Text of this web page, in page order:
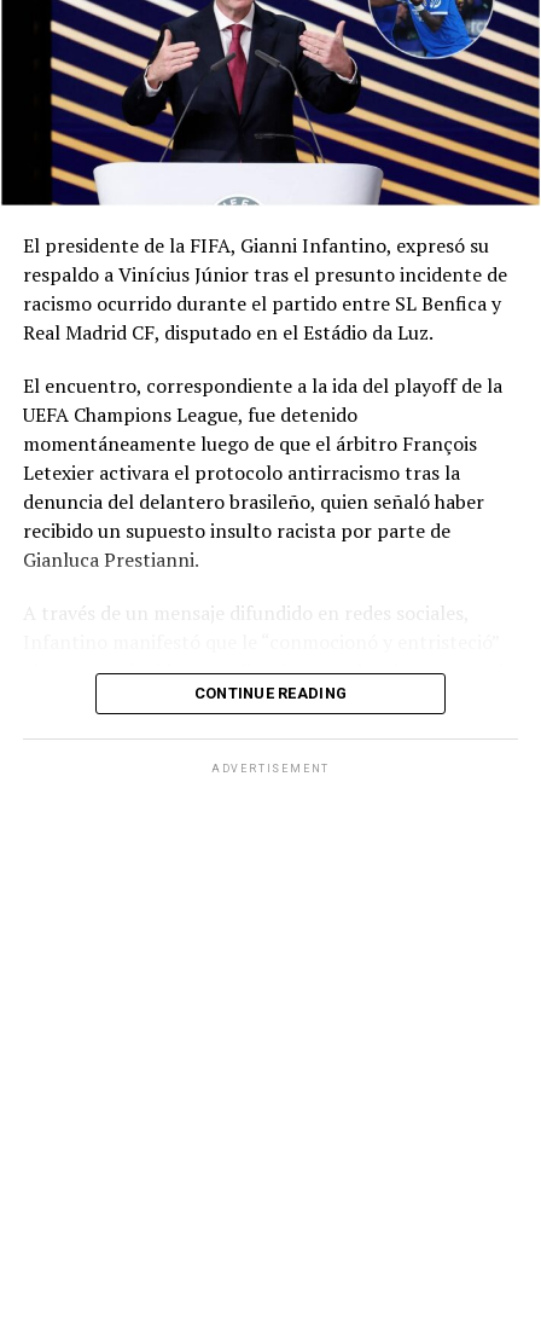
El presidente de la FIFA, Gianni Infantino, expresó su
respaldo a Vinícius Júnior tras el presunto incidente de
racismo ocurrido durante el partido entre SL Benfica y
Real Madrid CF, disputado en el Estádio da Luz.
El encuentro, correspondiente a la ida del playoff de la
UEFA Champions League, fue detenido
momentáneamente luego de que el árbitro François
Letexier activara el protocolo antirracismo tras la
denuncia del delantero brasileño, quien señaló haber
recibido un supuesto insulto racista por parte de
Gianluca Prestianni.
A través de un mensaje difundido en redes sociales,
el presunto incidente y afirmó que no hay lugar para el
racismo en el futbol ni en la sociedad. Señaló que es
medidas y que se investiguen los hechos para exigir
CONTINUE READING
ADVERTISEMENT